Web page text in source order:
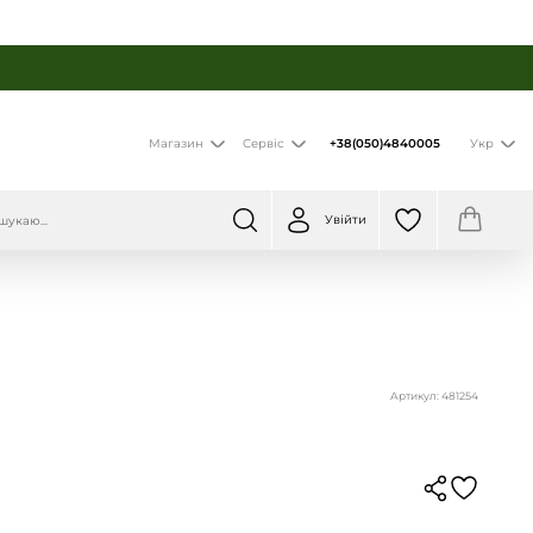
Магазин Сервіс +38(050)4840005 Укр
Увійти
Артикул: 481254